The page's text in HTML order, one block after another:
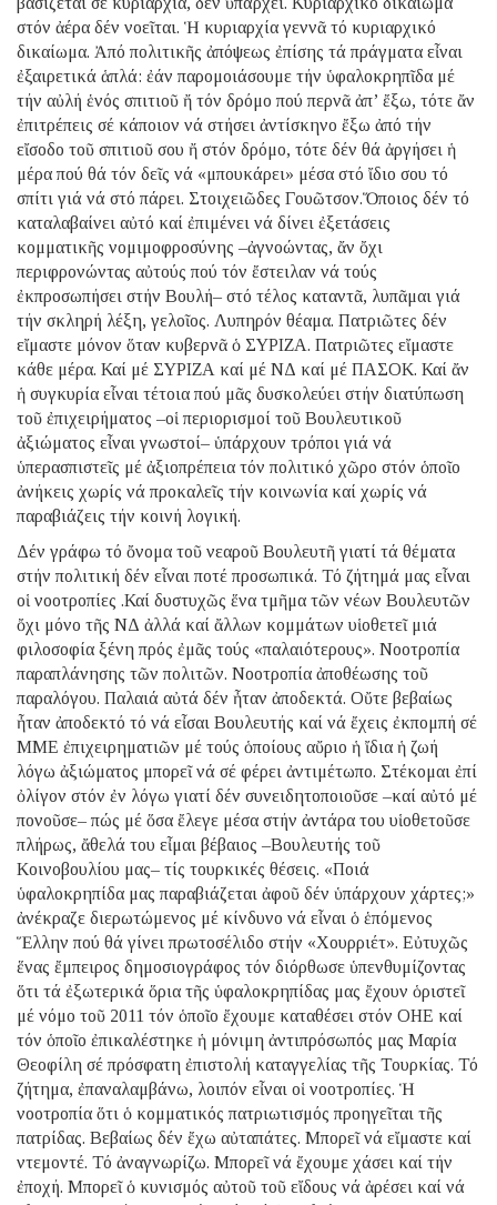
στόν ἀέρα δέν νοεῖται. Ἡ κυριαρχία γεννᾶ τό κυριαρχικό
δικαίωμα. Ἀπό πολιτικῆς ἀπόψεως ἐπίσης τά πράγματα εἶναι
ἐξαιρετικά ἁπλά: ἐάν παρομοιάσουμε τήν ὑφαλοκρηπῖδα μέ
τήν αὐλή ἑνός σπιτιοῦ ἤ τόν δρόμο πού περνᾶ ἀπ’ ἔξω, τότε ἄν
ἐπιτρέπεις σέ κάποιον νά στήσει ἀντίσκηνο ἔξω ἀπό τήν
εἴσοδο τοῦ σπιτιοῦ σου ἤ στόν δρόμο, τότε δέν θά ἀργήσει ἡ
μέρα πού θά τόν δεῖς νά «μπουκάρει» μέσα στό ἴδιο σου τό
σπίτι γιά νά στό πάρει. Στοιχειῶδες Γουῶτσον.Ὅποιος δέν τό
καταλαβαίνει αὐτό καί ἐπιμένει νά δίνει ἐξετάσεις
κομματικῆς νομιμοφροσύνης –ἀγνοώντας, ἄν ὄχι
περιφρονώντας αὐτούς πού τόν ἔστειλαν νά τούς
ἐκπροσωπήσει στήν Βουλή– στό τέλος καταντᾶ, λυπᾶμαι γιά
τήν σκληρή λέξη, γελοῖος. Λυπηρόν θέαμα. Πατριῶτες δέν
εἴμαστε μόνον ὅταν κυβερνᾶ ὁ ΣΥΡΙΖΑ. Πατριῶτες εἴμαστε
κάθε μέρα. Καί μέ ΣΥΡΙΖΑ καί μέ ΝΔ καί μέ ΠΑΣΟΚ. Καί ἄν
ἡ συγκυρία εἶναι τέτοια πού μᾶς δυσκολεύει στήν διατύπωση
τοῦ ἐπιχειρήματος –οἱ περιορισμοί τοῦ Βουλευτικοῦ
ἀξιώματος εἶναι γνωστοί– ὑπάρχουν τρόποι γιά νά
ὑπερασπιστεῖς μέ ἀξιοπρέπεια τόν πολιτικό χῶρο στόν ὁποῖο
ἀνήκεις χωρίς νά προκαλεῖς τήν κοινωνία καί χωρίς νά
παραβιάζεις τήν κοινή λογική.
Δέν γράφω τό ὄνομα τοῦ νεαροῦ Βουλευτῆ γιατί τά θέματα
στήν πολιτική δέν εἶναι ποτέ προσωπικά. Τό ζήτημά μας εἶναι
οἱ νοοτροπίες .Καί δυστυχῶς ἕνα τμῆμα τῶν νέων Βουλευτῶν
ὄχι μόνο τῆς ΝΔ ἀλλά καί ἄλλων κομμάτων υἱοθετεῖ μιά
φιλοσοφία ξένη πρός ἐμᾶς τούς «παλαιότερους». Νοοτροπία
παραπλάνησης τῶν πολιτῶν. Νοοτροπία ἀποθέωσης τοῦ
παραλόγου. Παλαιά αὐτά δέν ἦταν ἀποδεκτά. Οὔτε βεβαίως
ἦταν ἀποδεκτό τό νά εἶσαι Βουλευτής καί νά ἔχεις ἐκπομπή σέ
ΜΜΕ ἐπιχειρηματιῶν μέ τούς ὁποίους αὔριο ἡ ἴδια ἡ ζωή
λόγω ἀξιώματος μπορεῖ νά σέ φέρει ἀντιμέτωπο. Στέκομαι ἐπί
ὀλίγον στόν ἐν λόγω γιατί δέν συνειδητοποιοῦσε –καί αὐτό μέ
πονοῦσε– πώς μέ ὅσα ἔλεγε μέσα στήν ἀντάρα του υἱοθετοῦσε
πλήρως, ἄθελά του εἶμαι βέβαιος –Βουλευτής τοῦ
Κοινοβουλίου μας– τίς τουρκικές θέσεις. «Ποιά
ὑφαλοκρηπίδα μας παραβιάζεται ἀφοῦ δέν ὑπάρχουν χάρτες;»
ἀνέκραζε διερωτώμενος μέ κίνδυνο νά εἶναι ὁ ἑπόμενος
Ἕλλην πού θά γίνει πρωτοσέλιδο στήν «Χουρριέτ». Εὐτυχῶς
ἕνας ἔμπειρος δημοσιογράφος τόν διόρθωσε ὑπενθυμίζοντας
ὅτι τά ἐξωτερικά ὅρια τῆς ὑφαλοκρηπίδας μας ἔχουν ὁριστεῖ
μέ νόμο τοῦ 2011 τόν ὁποῖο ἔχουμε καταθέσει στόν ΟΗΕ καί
τόν ὁποῖο ἐπικαλέστηκε ἡ μόνιμη ἀντιπρόσωπός μας Μαρία
Θεοφίλη σέ πρόσφατη ἐπιστολή καταγγελίας τῆς Τουρκίας. Τό
ζήτημα, ἐπαναλαμβάνω, λοιπόν εἶναι οἱ νοοτροπίες. Ἡ
νοοτροπία ὅτι ὁ κομματικός πατριωτισμός προηγεῖται τῆς
πατρίδας. Βεβαίως δέν ἔχω αὐταπάτες. Μπορεῖ νά εἴμαστε καί
ντεμοντέ. Τό ἀναγνωρίζω. Μπορεῖ νά ἔχουμε χάσει καί τήν
ἐποχή. Μπορεῖ ὁ κυνισμός αὐτοῦ τοῦ εἴδους νά ἀρέσει καί νά